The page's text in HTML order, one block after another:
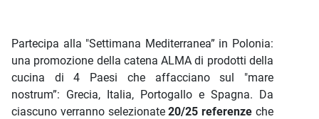
Partecipa alla "Settimana Mediterranea” in Polonia:
una promozione della catena ALMA di prodotti della
cucina di 4 Paesi che affacciano sul "mare
nostrum”: Grecia, Italia, Portogallo e Spagna. Da
ciascuno verranno selezionate20/25 referenze che